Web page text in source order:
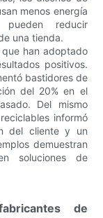
menos energía
pueden reducir
una tienda.
han adoptado
positivos.
bastidores de
del 20% en el
Del mismo
informó
del cliente y un
demuestran
soluciones de
de